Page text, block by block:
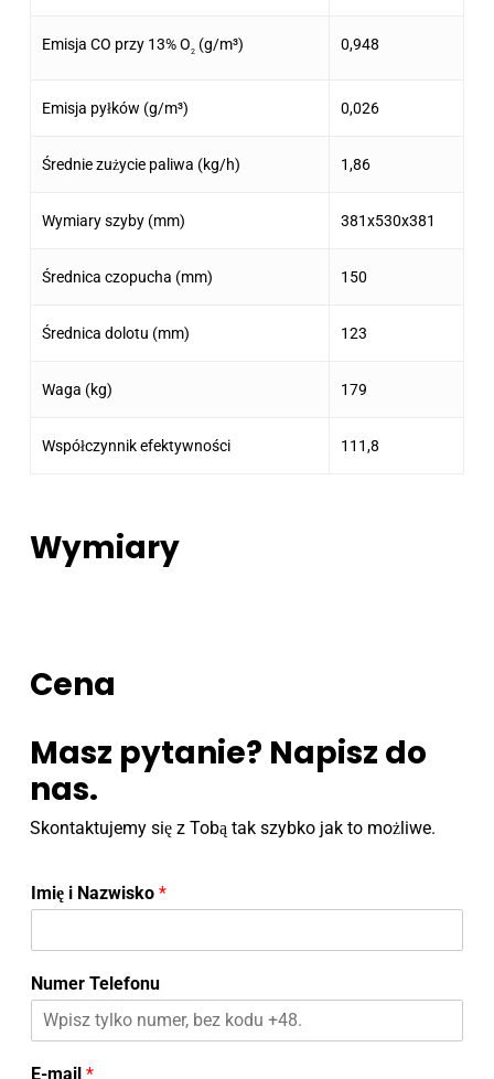
Emisja CO przy 13% O2 (g/m³) 0,948
Emisja pyłków (g/m³) 0,026
Średnie zużycie paliwa (kg/h) 1,86
Wymiary szyby (mm) 381x530x381
Średnica czopucha (mm) 150
Średnica dolotu (mm) 123
Waga (kg) 179
Współczynnik efektywności 111,8
Wymiary
Cena
Masz pytanie? Napisz do
nas.
Skontaktujemy się z Tobą tak szybko jak to możliwe.
Imię i Nazwisko *
Numer Telefonu
E-mail *